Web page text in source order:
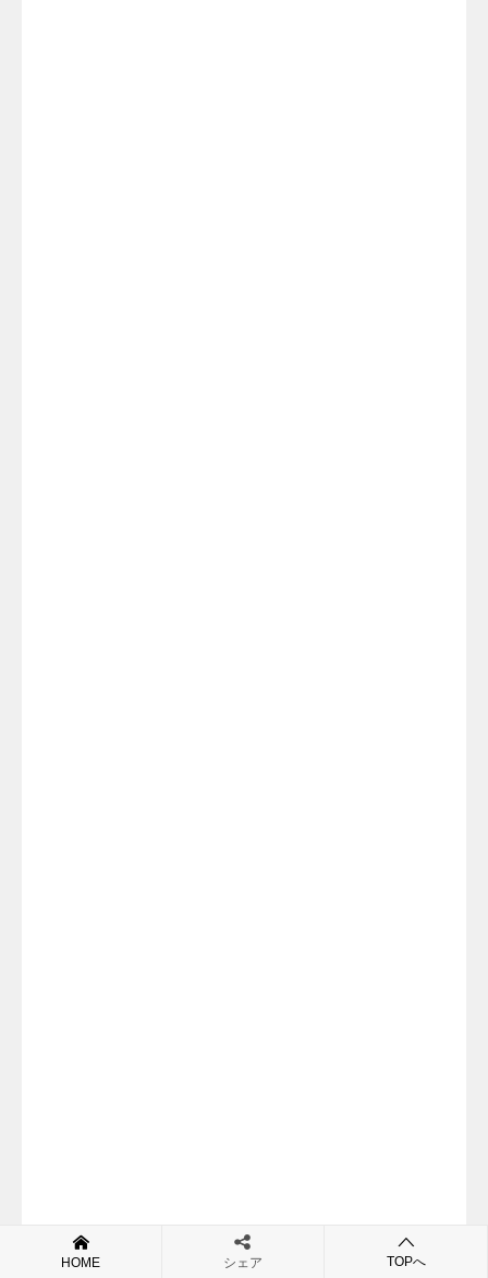
HOME シェア TOPへ